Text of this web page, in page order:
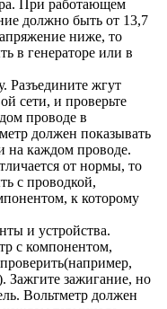
При работающем
должно быть от 13,7
ниже, то
в генераторе или в
Разъедините жгут
сети, и проверьте
проводе в
должен показывать
на каждом проводе.
от нормы, то
с проводкой,
к которому
и устройства.
с компонентом,
Зажгите зажигание, но
Вольтметр должен